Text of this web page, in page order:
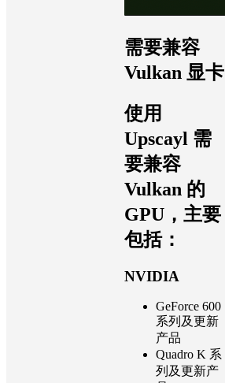
需要兼容
Vulkan 显卡
使用
Upscayl 需
要兼容
Vulkan 的
GPU，主要
包括：
NVIDIA
GeForce 600
系列及更新
产品
Quadro K 系
列及更新产